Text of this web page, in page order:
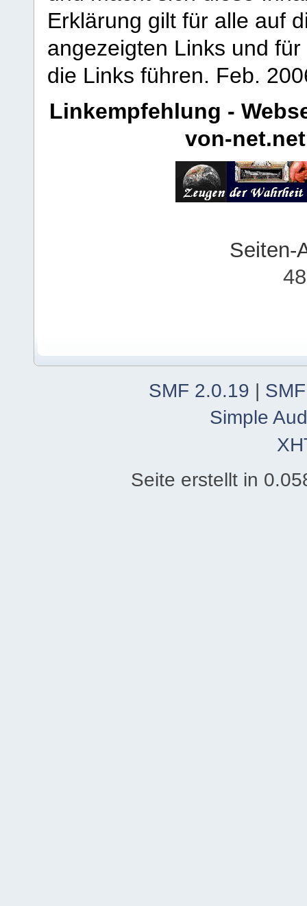
Erklärung gilt für alle auf
angezeigten Links und
die Links führen. Feb.
Linkempfehlung -
von-net.net
Seiten-
SMF 2.0.19
Simple
Seite erstellt in